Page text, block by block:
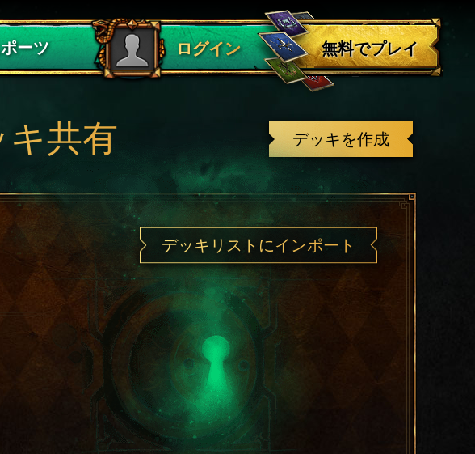
ーツ ログイン
ログアウト
無料でプレイ
デッキを作成
キ共有
デッキリストにインポート